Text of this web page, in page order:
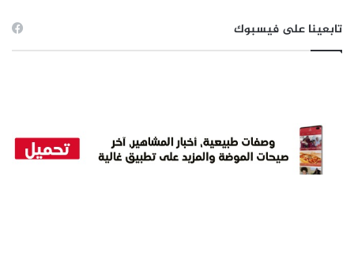
تابعينا على فيسبوك